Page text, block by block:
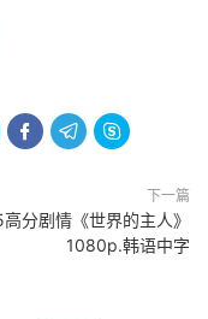
  
下一篇
分剧情《世界的主人》
1080p.韩语中字